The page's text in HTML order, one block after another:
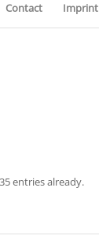
Contact Imprint
entries already.